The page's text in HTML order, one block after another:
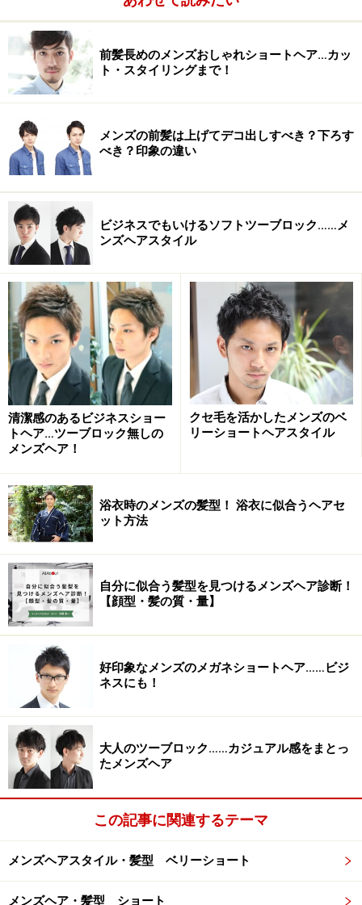
1.クセの強い方は顔周りに自然な仕上がりになるようポ
イントでストレートをかける。
2.湿気の多い日も崩れないような束感＆質感に仕上げる
という2点が挙げられます。顔周りがボヤけると、顔が
大きく見え、全体に締まりのない印象になってしまいま
すので、クセのある方はピンピンにならない程度のスト
レートでクセを抑えます。そして湿気に負けないよう
に、いつもよりも少しパリッとした質感と、湿気でボサ
ボサしにくくする為にカットの時点で束感作りをしてお
くことが大切です。
これらのちょっとした技を盛り込んだショートスタイル
で梅雨時期を乗り切りましょう！スタイリングの持ちが
違います。
ヘアスタイル情報
カット：軽くワックスをつけるだけで形が作れるよう
に、シルエットを整えながらカット。さらに全体に束感
＆動きが出るよう長短をつけてカットします。
カラー：なし
パーマ：クセのある方は顔周りに自然な仕上がりのスト
レートをかけます。
顔型・髪質
顔型：逆三角型 丸型 卵型
前髪長めのメンズおしゃれショートヘア…カッ
ト・スタイリングまで！
メンズの前髪は上げてデコ出しすべき？下ろす
べき？印象の違い
ビジネスでもいけるソフトツーブロック……メ
ンズヘアスタイル
清潔感のあるビジネスショー
トヘア…ツーブロック無しの
メンズヘア！
クセ毛を活かしたメンズのベ
リーショートヘアスタイル
浴衣時のメンズの髪型！ 浴衣に似合うヘアセ
ット方法
自分に似合う髪型を見つけるメンズヘア診断！
【顔型・髪の質・量】
好印象なメンズのメガネショートヘア……ビジ
ネスにも！
大人のツーブロック……カジュアル感をまとっ
たメンズヘア
この記事に関連するテーマ
メンズヘアスタイル・髪型 ベリーショート
メンズヘア・髪型 ショート